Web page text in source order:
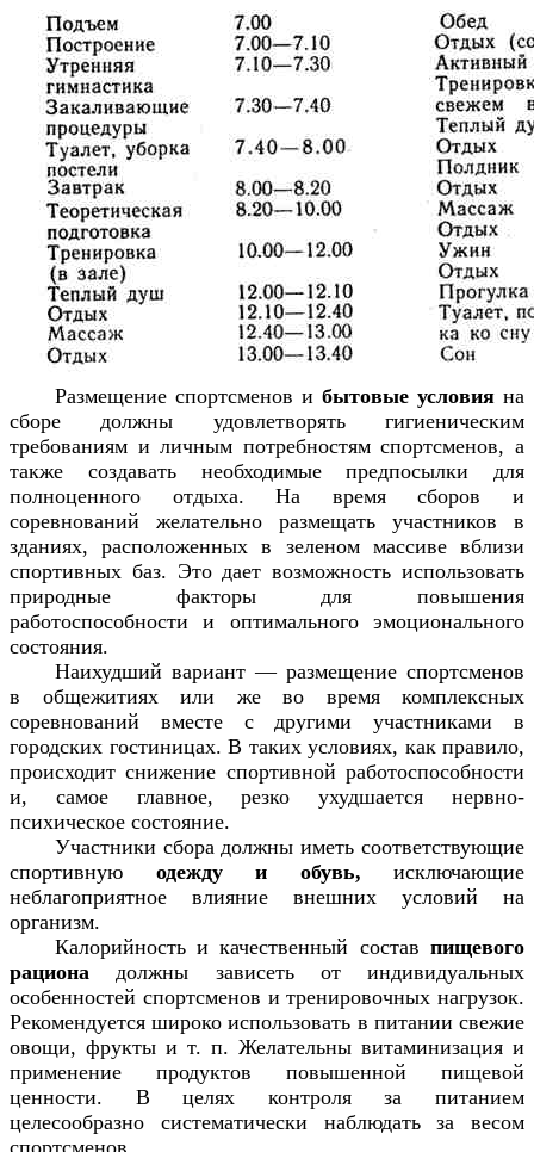
Размещение спортсменов и бытовые условияна
сборе должны удовлетворять гигиеническим
требованиям и личным потребностям спортсменов, а
также создавать необходимые предпосылки для
полноценного отдыха. На время сборов и
соревнований желательно размещать участников в
зданиях, расположенных в зеленом массиве вблизи
спортивных баз. Это дает возможность использовать
природные факторы для повышения
работоспособности и оптимального эмоционального
состояния.
Наихудший вариант — размещение спортсменов
в общежитиях или же во время комплексных
соревнований вместе с другими участниками в
городских гостиницах. В таких условиях, как правило,
происходит снижение спортивной работоспособности
и, самое главное, резко ухудшается нервно-
психическое состояние.
Участники сбора должны иметь соответствующие
спортивную одежду и обувь, исключающие
неблагоприятное влияние внешних условий на
организм.
Калорийность и качественный состав пищевого
рациона должны зависеть от индивидуальных
особенностей спортсменов и тренировочных нагрузок.
Рекомендуется широко использовать в питании свежие
овощи, фрукты и т. п. Желательны витаминизация и
применение продуктов повышенной пищевой
ценности. В целях контроля за питанием
целесообразно систематически наблюдать за весом
спортсменов.